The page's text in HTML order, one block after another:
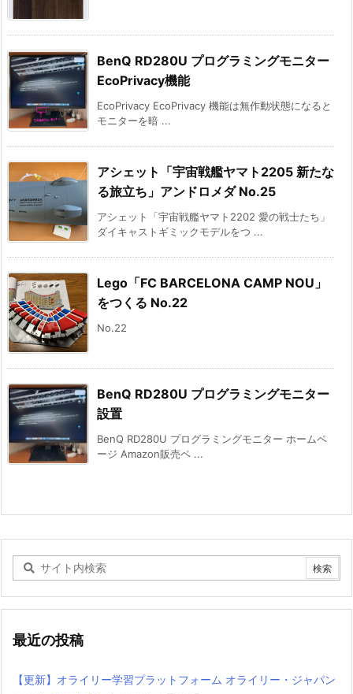
BenQ RD280U プログラミングモニター
EcoPrivacy機能
EcoPrivacy EcoPrivacy 機能は無作動状態になると
モニターを暗 ...
アシェット「宇宙戦艦ヤマト2205 新たな
る旅立ち」アンドロメダ No.25
アシェット「宇宙戦艦ヤマト2202 愛の戦士たち」
ダイキャストギミックモデルをつ ...
Lego「FC BARCELONA CAMP NOU」
をつくる No.22
No.22
BenQ RD280U プログラミングモニター
設置
BenQ RD280U プログラミングモニター ホームペ
ージ Amazon販売ペ ...
最近の投稿
【更新】オライリー学習プラットフォーム オライリー・ジャパン